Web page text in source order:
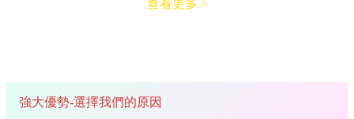
查看更多 >
強大優勢-選擇我們的原因